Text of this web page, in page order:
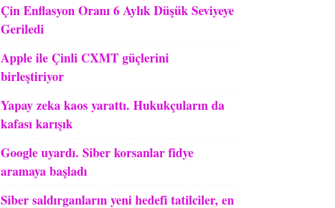
Çin Enflasyon Oranı 6 Aylık Düşük Seviyeye
Geriledi
Apple ile Çinli CXMT güçlerini
birleştiriyor
Yapay zeka kaos yarattı. Hukukçuların da
kafası karışık
Google uyardı. Siber korsanlar fidye
aramaya başladı
Siber saldırganların yeni hedefi tatilciler, en